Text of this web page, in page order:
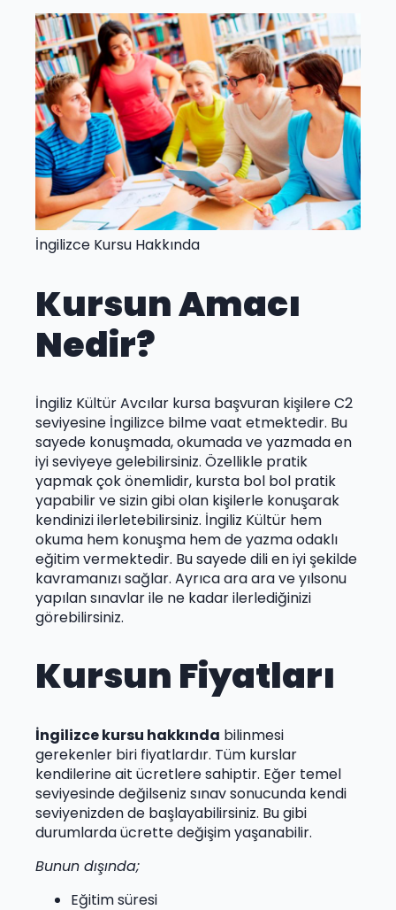
İngilizce Kursu Hakkında
Kursun Amacı
Nedir?
İngiliz Kültür Avcılar kursa başvuran kişilere C2
seviyesine İngilizce bilme vaat etmektedir. Bu
sayede konuşmada, okumada ve yazmada en
iyi seviyeye gelebilirsiniz. Özellikle pratik
yapmak çok önemlidir, kursta bol bol pratik
yapabilir ve sizin gibi olan kişilerle konuşarak
kendinizi ilerletebilirsiniz. İngiliz Kültür hem
okuma hem konuşma hem de yazma odaklı
eğitim vermektedir. Bu sayede dili en iyi şekilde
kavramanızı sağlar. Ayrıca ara ara ve yılsonu
yapılan sınavlar ile ne kadar ilerlediğinizi
görebilirsiniz.
Kursun Fiyatları
İngilizce kursu hakkında bilinmesi
gerekenler biri fiyatlardır. Tüm kurslar
kendilerine ait ücretlere sahiptir. Eğer temel
seviyesinde değilseniz sınav sonucunda kendi
seviyenizden de başlayabilirsiniz. Bu gibi
durumlarda ücrette değişim yaşanabilir.
Bunun dışında;
Eğitim süresi